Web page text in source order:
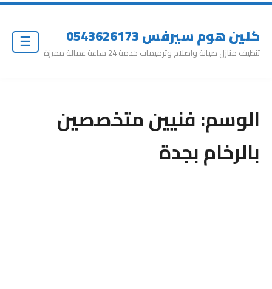
كلين هوم سيرفس 0543626173
تنظيف منازل صيانة واصلاح وترميمات خدمة 24 ساعة عمالة مميزة
الوسم:فنيين متخصصين
بالرخام بجدة